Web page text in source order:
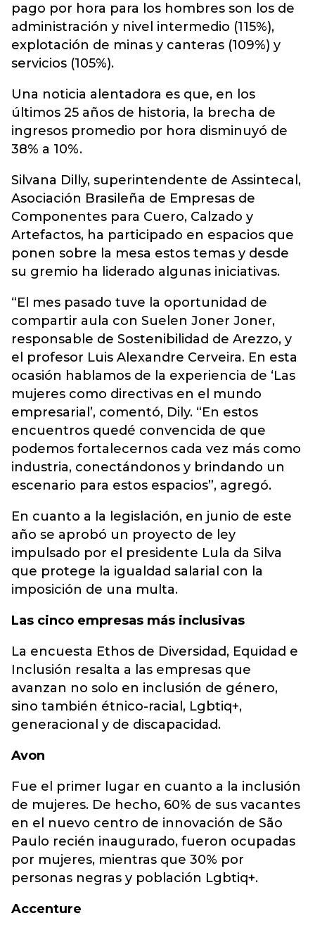
pago por hora para los hombres son los de
administración y nivel intermedio (115%),
explotación de minas y canteras (109%) y
servicios (105%).
Una noticia alentadora es que, en los
últimos 25 años de historia, la brecha de
ingresos promedio por hora disminuyó de
38% a 10%.
Silvana Dilly, superintendente de Assintecal,
Asociación Brasileña de Empresas de
Componentes para Cuero, Calzado y
Artefactos, ha participado en espacios que
ponen sobre la mesa estos temas y desde
su gremio ha liderado algunas iniciativas.
“El mes pasado tuve la oportunidad de
compartir aula con Suelen Joner Joner,
responsable de Sostenibilidad de Arezzo, y
el profesor Luis Alexandre Cerveira. En esta
ocasión hablamos de la experiencia de ‘Las
mujeres como directivas en el mundo
empresarial’, comentó, Dily. “En estos
encuentros quedé convencida de que
podemos fortalecernos cada vez más como
industria, conectándonos y brindando un
escenario para estos espacios”, agregó.
En cuanto a la legislación, en junio de este
año se aprobó un proyecto de ley
impulsado por el presidente Lula da Silva
que protege la igualdad salarial con la
imposición de una multa.
Las cinco empresas más inclusivas
La encuesta Ethos de Diversidad, Equidad e
Inclusión resalta a las empresas que
avanzan no solo en inclusión de género,
sino también étnico-racial, Lgbtiq+,
generacional y de discapacidad.
Avon
Fue el primer lugar en cuanto a la inclusión
de mujeres. De hecho, 60% de sus vacantes
en el nuevo centro de innovación de São
Paulo recién inaugurado, fueron ocupadas
por mujeres, mientras que 30% por
personas negras y población Lgbtiq+.
Accenture